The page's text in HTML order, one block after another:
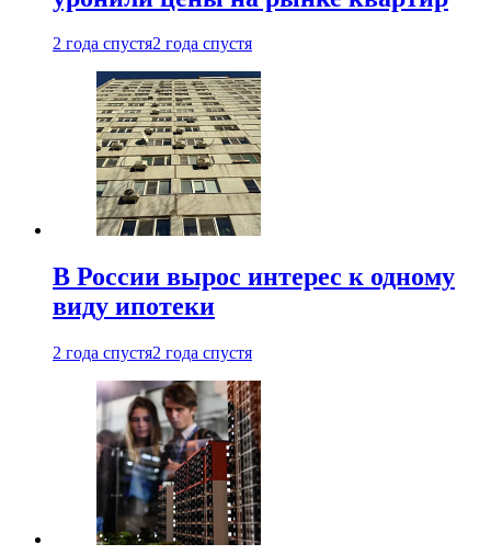
2 года спустя2 года спустя
В России вырос интерес к одному
виду ипотеки
2 года спустя2 года спустя